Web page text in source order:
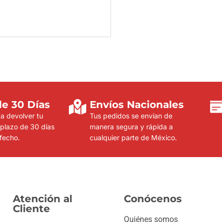
30 Días
devolver tu
de 30 días
Envíos Nacionales
Tus pedidos se envían de
manera segura y rápida a
cualquier parte de México.
Atención al
Cliente
Conócenos
Quiénes somos